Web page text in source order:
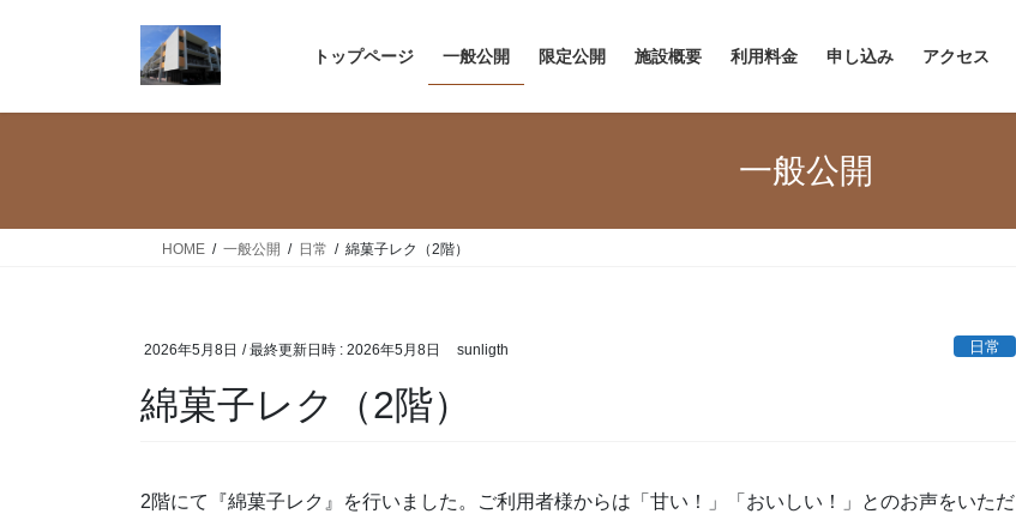
トップページ 一般公開 限定公開 施設概要 利用料金 申し込み アクセス
一般公開
HOME 一般公開 日常 綿菓子レク（2階）
2026年5月8日 / 最終更新日時 : 2026年5月8日 sunligth 日常
綿菓子レク（2階）
2階にて『綿菓子レク』を行いました。ご利用者様からは「甘い！」「おいしい！」とのお声をいただ